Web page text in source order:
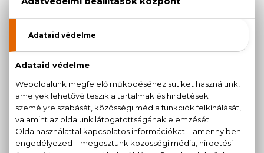
Teszter 100 ml
KAPCSOLÓDÓ TERMÉKEK